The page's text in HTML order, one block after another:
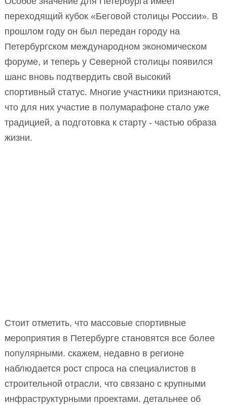
переходящий кубок «Беговой столицы России». В
прошлом году он был передан городу на
Петербургском международном экономическом
форуме, и теперь у Северной столицы появился
шанс вновь подтвердить свой высокий
спортивный статус. Многие участники признаются,
что для них участие в полумарафоне стало уже
традицией, а подготовка к старту - частью образа
жизни.
Стоит отметить, что массовые спортивные
мероприятия в Петербурге становятся все более
популярными. скажем, недавно в регионе
наблюдается рост спроса на специалистов в
строительной отрасли, что связано с крупными
инфраструктурными проектами. детальнее об